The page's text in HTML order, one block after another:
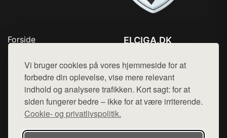
Vi bruger cookies på vores hjemmeside for at
forbedre din oplevelse, vise mere relevant
indhold og analysere trafikken. Kort sagt: for at
siden fungerer bedre – ikke for at være irriterende.
Cookie- og privatlivspolitik.
Forside
Top Rabatter
Kontakt
ELCIGA.DK
Mail: hej@want.dk
Cookie- og privatlivspolitik